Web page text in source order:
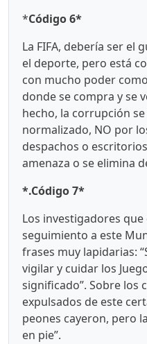
*Código 6*
La FIFA, debería ser el
el deporte, pero está
con mucho poder
donde se compra y se
hecho, la corrupción
normalizado, NO por
despachos o
amenaza o se elimina
*.Código 7*
Los investigadores
seguimiento a este
frases muy lapidarias:
vigilar y cuidar los
significado”. Sobre los
expulsados de este
peones cayeron, pero
en pie”.